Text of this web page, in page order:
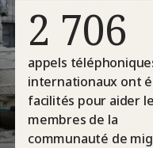
2 706
appels
internationaux ont
facilités pour aider
membres de la
communauté de